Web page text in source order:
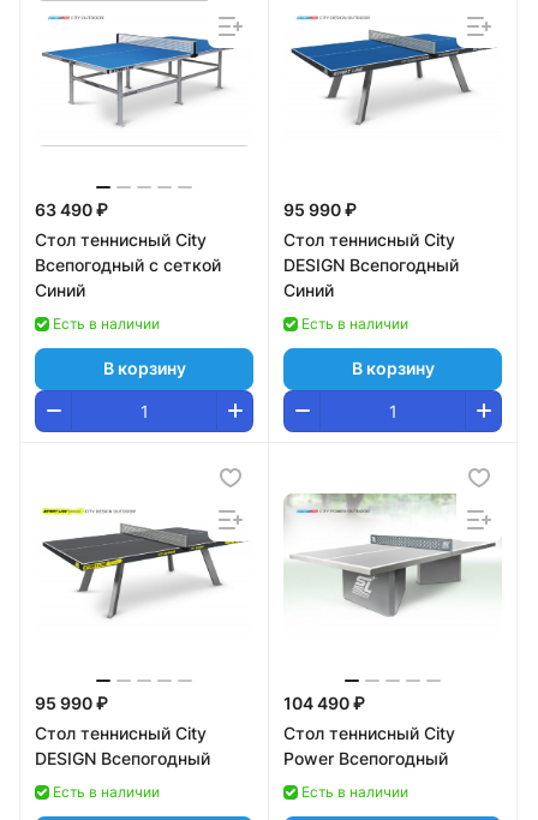
63 490 ₽
Стол теннисный City
Всепогодный с сеткой
Синий
Есть в наличии
В корзину
95 990 ₽
Стол теннисный City
DESIGN Всепогодный
Синий
Есть в наличии
В корзину
95 990 ₽
Стол теннисный City
DESIGN Всепогодный
Есть в наличии
104 490 ₽
Стол теннисный City
Power Всепогодный
Есть в наличии